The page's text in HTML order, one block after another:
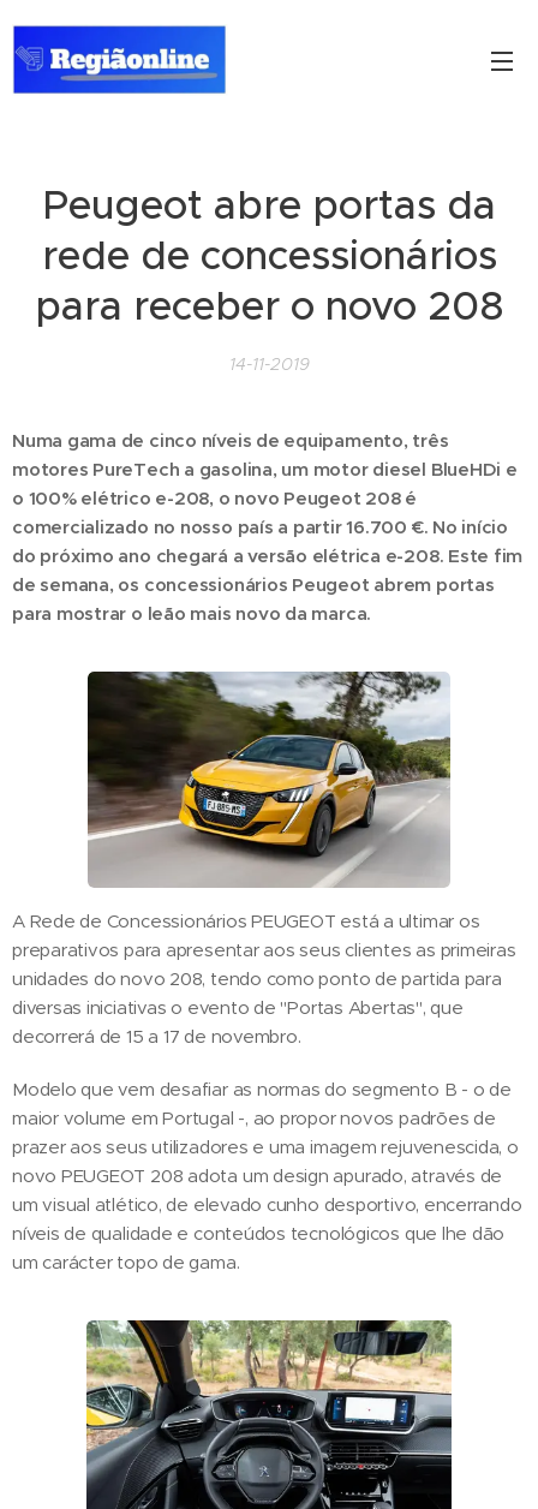
Peugeot abre portas da
rede de concessionários
para receber o novo 208
14-11-2019
Numa gama de cinco níveis de equipamento, três
motores PureTech a gasolina, um motor diesel BlueHDi e
o 100% elétrico e-208, o novo Peugeot 208 é
comercializado no nosso país a partir 16.700 €. No início
do próximo ano chegará a versão elétrica e-208. Este fim
de semana, os concessionários Peugeot abrem portas
para mostrar o leão mais novo da marca.
A Rede de Concessionários PEUGEOT está a ultimar os
preparativos para apresentar aos seus clientes as primeiras
unidades do novo 208, tendo como ponto de partida para
diversas iniciativas o evento de "Portas Abertas", que
decorrerá de 15 a 17 de novembro.
Modelo que vem desafiar as normas do segmento B - o de
maior volume em Portugal -, ao propor novos padrões de
prazer aos seus utilizadores e uma imagem rejuvenescida, o
novo PEUGEOT 208 adota um design apurado, através de
um visual atlético, de elevado cunho desportivo, encerrando
níveis de qualidade e conteúdos tecnológicos que lhe dão
um carácter topo de gama.